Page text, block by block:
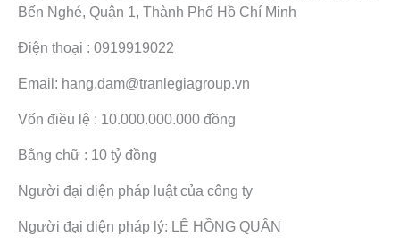
Bến Nghé, Quận 1, Thành Phố Hồ Chí Minh
Điện thoại : 0919919022
Email: hang.dam@tranlegiagroup.vn
Vốn điều lệ : 10.000.000.000 đồng
Bằng chữ : 10 tỷ đồng
Người đại diện pháp luật của công ty
Người đại diện pháp lý: LÊ HỒNG QUÂN